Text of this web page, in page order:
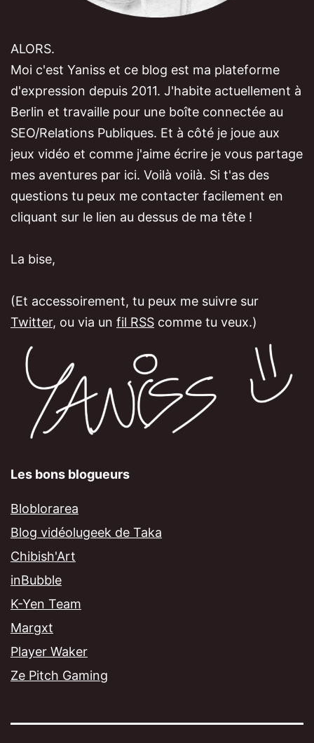
ALORS.
Moi c'est Yaniss et ce blog est ma plateforme
d'expression depuis 2011. J'habite actuellement à
Berlin et travaille pour une boîte connectée au
SEO/Relations Publiques. Et à côté je joue aux
jeux vidéo et comme j'aime écrire je vous partage
mes aventures par ici. Voilà voilà. Si t'as des
questions tu peux me contacter facilement en
cliquant sur le lien au dessus de ma tête !
La bise,
(Et accessoirement, tu peux me suivre sur
Twitter, ou via un fil RSS comme tu veux.)
Les bons blogueurs
Bloblorarea
Blog vidéolugeek de Taka
Chibish'Art
inBubble
K-Yen Team
Margxt
Player Waker
Ze Pitch Gaming